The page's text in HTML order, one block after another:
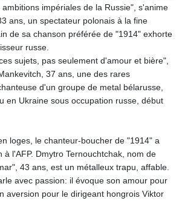
impériales de la Russie", s'anime
ans, un spectateur polonais à la fine
de sa chanson préférée de "1914" exhorte
russe.
sujets, pas seulement d'amour et bière",
37 ans, une des rares
d'un groupe de metal bélarusse,
en Ukraine sous occupation russe, début
loges, le chanteur-boucher de "1914" a
à l'AFP. Dmytro Ternouchtchak, nom de
43 ans, est un métalleux trapu, affable.
avec passion: il évoque son amour pour
aversion pour le dirigeant hongrois Viktor